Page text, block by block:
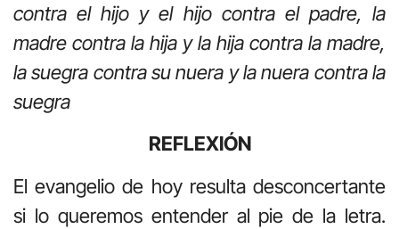
contra el hijo y el hijo contra el padre, la
madre contra la hija y la hija contra la madre,
la suegra contra su nuera y la nuera contra la
suegra
REFLEXIÓN
El evangelio de hoy resulta desconcertante
si lo queremos entender al pie de la letra.